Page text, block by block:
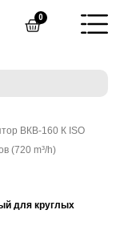
0Cart
ВКВ-160 К ISO
(720 m³/h)
для круглых